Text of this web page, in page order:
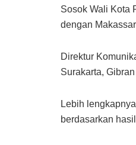
Sosok Wali Kota
dengan
Direktur
Surakarta,
Lebih
berdasarkan